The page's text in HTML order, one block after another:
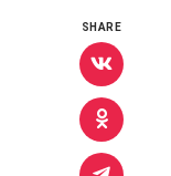
SHARE